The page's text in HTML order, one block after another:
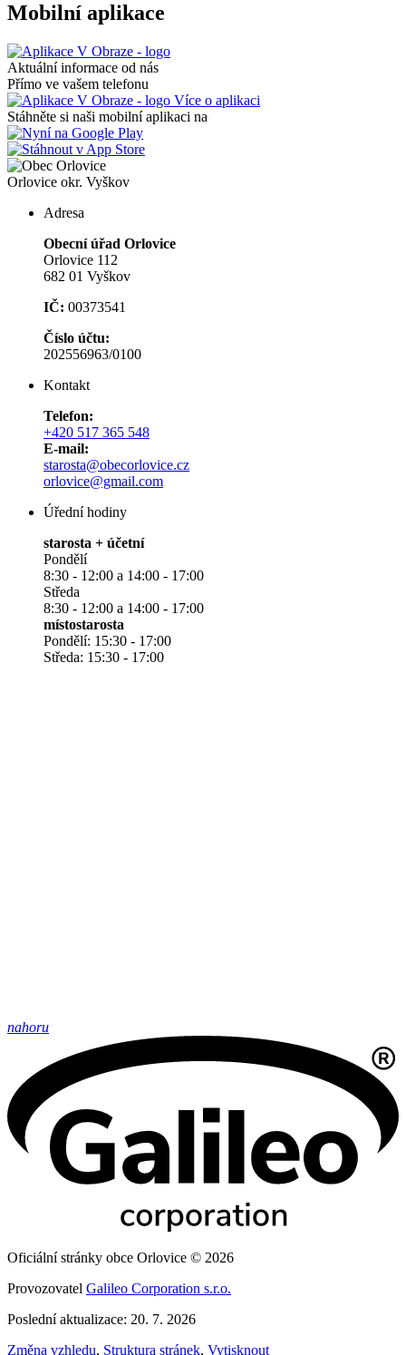
Mobilní aplikace
Aktuální informace od nás
Přímo ve vašem telefonu
Více o aplikaci
Stáhněte si naši mobilní aplikaci na
Orlovice okr. Vyškov
Adresa
Obecní úřad Orlovice
Orlovice 112
682 01 Vyškov
IČ: 00373541
Číslo účtu:
202556963/0100
Kontakt
Telefon:
+420 517 365 548
E-mail:
starosta@obecorlovice.cz
orlovice@gmail.com
Úřední hodiny
starosta + účetní
Pondělí
8:30 - 12:00 a 14:00 - 17:00
Středa
8:30 - 12:00 a 14:00 - 17:00
místostarosta
Pondělí: 15:30 - 17:00
Středa: 15:30 - 17:00
nahoru
Oficiální stránky obce Orlovice © 2026
Provozovatel Galileo Corporation s.r.o.
Poslední aktualizace: 20. 7. 2026
Změna vzhledu, Struktura stránek, Vytisknout